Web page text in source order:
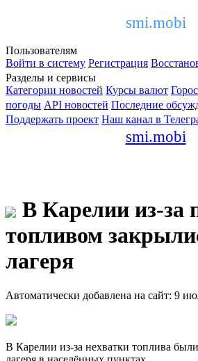
smi.mobi
Пользователям
Войти в систему Регистрация
Разделы и сервисы
Категории новостей Курсы валют
погоды API новостей Последние
Поддержать проект Наш канал в
smi.mobi
В Карелии из-за
топливом
лагеря
Автоматически добавлена на сайт: 9
В Карелии из-за нехватки топлива